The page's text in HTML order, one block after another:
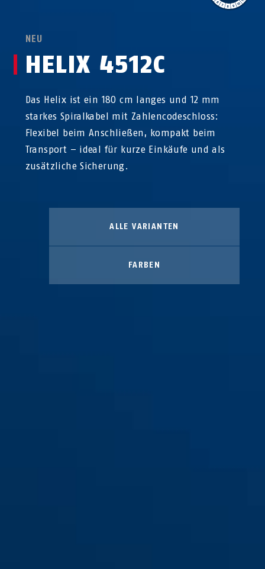
NEU
HELIX 4512C
Das Helix ist ein 180 cm langes und 12 mm
starkes Spiralkabel mit Zahlencodeschloss:
Flexibel beim Anschließen, kompakt beim
Transport – ideal für kurze Einkäufe und als
zusätzliche Sicherung.
ALLE VARIANTEN
FARBEN